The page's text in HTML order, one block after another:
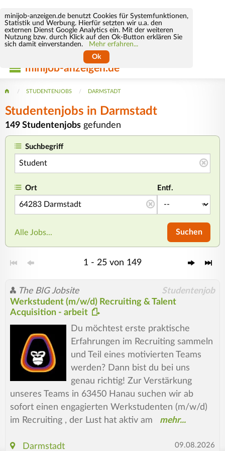
minijob-anzeigen.de benutzt Cookies für Systemfunktionen,
Statistik und Werbung. Hierfür setzten wir u.a. den
externen Dienst Google Analytics ein. Mit der weiteren
Nutzung bzw. durch Klick auf den Ok-Button erklären Sie
sich damit einverstanden.
Mehr erfahren...
Ok
minijob-anzeigen.de
STUDENTENJOBS DARMSTADT
Studentenjobs in Darmstadt
149 Studentenjobs gefunden
Suchbegriff
Ort Entf.
Alle Jobs... Suchen
1 - 25 von 149
The BIG Jobsite Studentenjob
Werkstudent (m/w/d) Recruiting & Talent
Acquisition - arbeit
Du möchtest erste praktische
Erfahrungen im Recruiting sammeln
und Teil eines motivierten Teams
werden? Dann bist du bei uns
genau richtig! Zur Verstärkung
unseres Teams in 63450 Hanau suchen wir ab
sofort einen engagierten Werkstudenten (m/w/d)
im Recruiting , der Lust hat aktiv am
Darmstadt 09.08.2026